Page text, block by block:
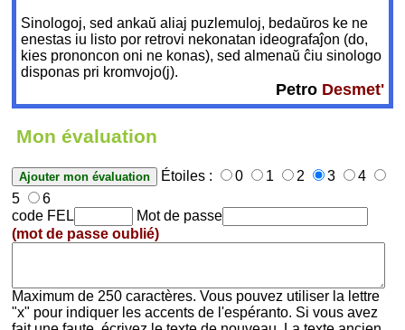
Sinologoj, sed ankaŭ aliaj puzlemuloj, bedaŭros ke ne
enestas iu listo por retrovi nekonatan ideografaĵon (do,
kies prononcon oni ne konas), sed almenaŭ ĉiu sinologo
disponas pri kromvojo(j).
Petro Desmet'
Mon évaluation
Étoiles : 0 1 2 3
4
5
6
code FEL
Mot de passe
(mot de passe oublié)
Maximum de 250 caractères. Vous pouvez utiliser la lettre
"x" pour indiquer les accents de l'espéranto. Si vous avez